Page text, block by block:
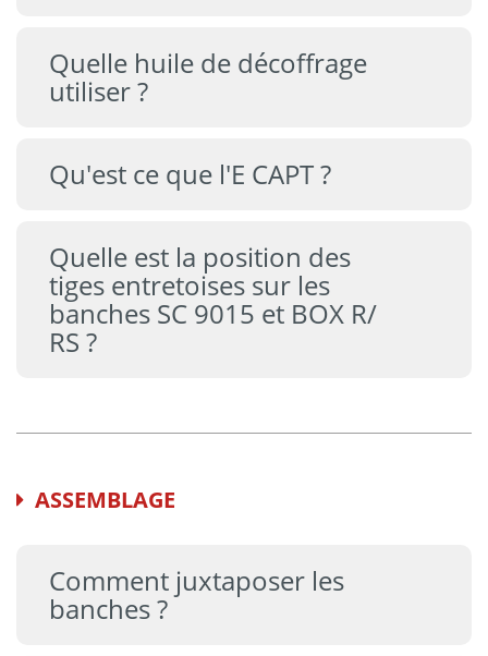
Quelle huile de décoffrage
utiliser ?
Qu'est ce que l'E CAPT ?
Quelle est la position des
tiges entretoises sur les
banches SC 9015 et BOX R/
RS ?
ASSEMBLAGE
Comment juxtaposer les
banches ?